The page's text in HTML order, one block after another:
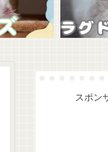
スポン